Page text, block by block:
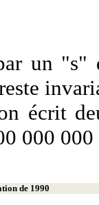
un "s"
écrit
000
de 1990